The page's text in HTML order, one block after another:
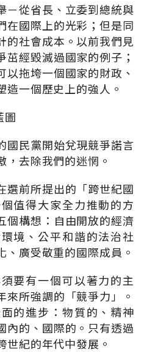
－從省長、立委到總統與
在國際上的光彩；但是同
的社會成本。以前我們見
經毀滅過國家的例子；
拖垮一個國家的財政、
一個歷史上的強人。
圖
國民黨開始兌現競爭諾言
，去除我們的迷惘。
選前所提出的「跨世紀國
值得大家全力推動的方
個構想：自由開放的經濟
境、公平和諧的法治社
廣受敬重的國際成員。
要有一個可以著力的主
所強調的「競爭力」。
的進步：物質的、精神
內的、國際的。只有透過
世紀的年代中發展。